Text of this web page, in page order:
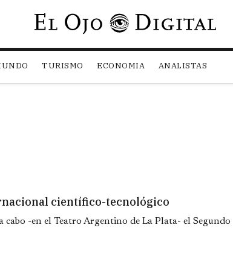
Pasar al contenido principal
TURISMO ECONOMIA ANALISTAS
científico-tecnológico
cabo -en el Teatro Argentino de La Plata- el Segundo